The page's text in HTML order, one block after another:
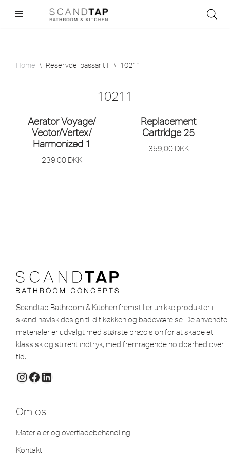
Home \ Reservdel passar till \ 10211
10211
Aerator Voyage/
Vector/Vertex/
Harmonized 1
239,00 DKK
Replacement
Cartridge 25
359,00 DKK
Scandtap Bathroom & Kitchen fremstiller unikke produkter i
skandinavisk design til dit køkken og badeværelse. De anvendte
materialer er udvalgt med største præcision for at skabe et
klassisk og stilrent indtryk, med fremragende holdbarhed over
tid.
Om os
Materialer og overfladebehandling
Kontakt